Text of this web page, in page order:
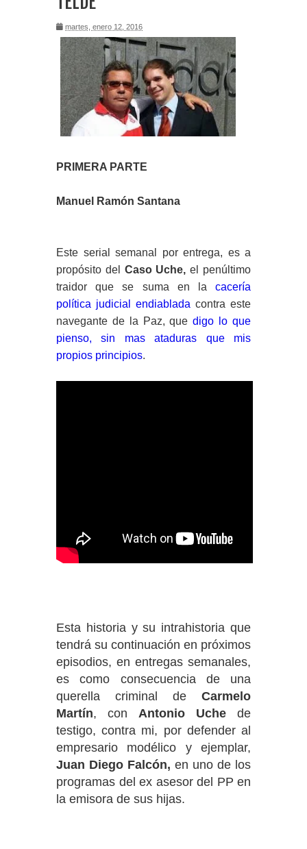
martes, enero 12, 2016
PRIMERA PARTE
Manuel Ramón Santana
Este serial semanal por entrega, es a
propósito del Caso Uche, el penúltimo
traidor que se suma en la cacería
política judicial endiablada contra este
navegante de la Paz, quedigo lo que
pienso, sin mas ataduras que mis
propios principios.
Esta historia y su intrahistoria que
tendrá su continuación en próximos
episodios, en entregas semanales,
es como consecuencia de una
querella criminal de Carmelo
Martín, con Antonio Uche de
testigo, contra mi, por defender al
empresario modélico y ejemplar,
Juan Diego Falcón, en uno de los
programas del ex asesor del PP en
la emisora de sus hijas.